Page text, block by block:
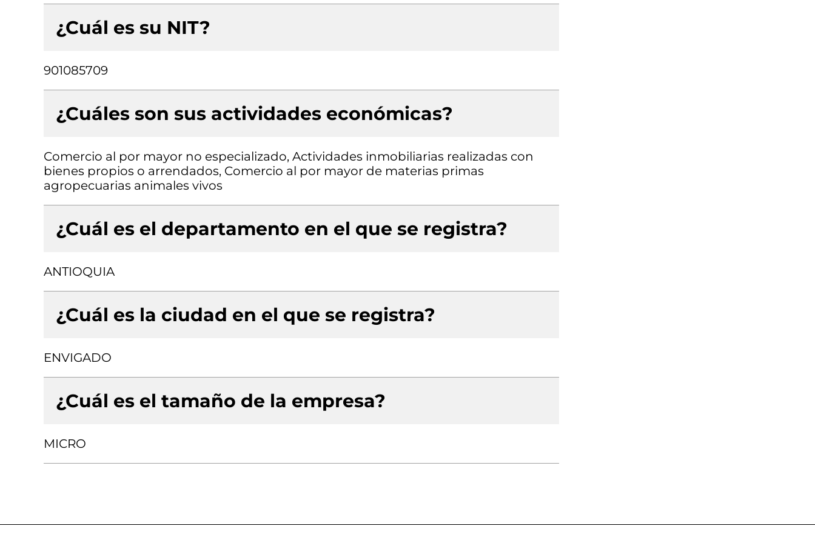
¿Cuál es su NIT?
901085709
¿Cuáles son sus actividades económicas?
Comercio al por mayor no especializado, Actividades inmobiliarias realizadas con
bienes propios o arrendados, Comercio al por mayor de materias primas
agropecuarias animales vivos
¿Cuál es el departamento en el que se registra?
ANTIOQUIA
¿Cuál es la ciudad en el que se registra?
ENVIGADO
¿Cuál es el tamaño de la empresa?
MICRO